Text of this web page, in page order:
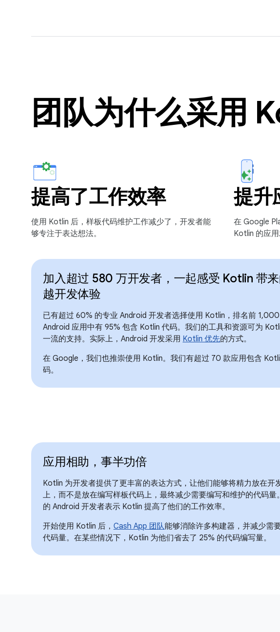
团队为什么采用
提高了工作效率
使用 Kotlin 后，样板代码维护工作减少了，开发者能
够专注于表达想法。
提升
在 Google
Kotlin 的应
加入超过 580 万开发者，一起感受 Kotlin 带
越开发体验
已有超过 60% 的专业 Android 开发者选择使用 Kotlin，排名前
Android 应用中有 95% 包含 Kotlin 代码。我们的工具和资源可为
一流的支持。实际上，Android 开发采用 Kotlin 优先的方式。
在 Google，我们也推崇使用 Kotlin。我们有超过 70 款应用包含
码。
应用相助，事半功倍
Kotlin 为开发者提供了更丰富的表达方式，让他们能够将精力放在开
上，而不是放在编写样板代码上，最终减少需要编写和维护的代码量
的 Android 开发者表示 Kotlin 提高了他们的工作效率。
开始使用 Kotlin 后， Cash App 团队能够消除许多构建器，并减少需
代码量。在某些情况下，Kotlin 为他们省去了 25% 的代码编写量。